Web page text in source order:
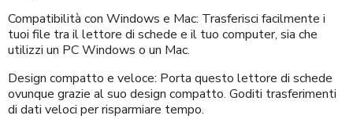
Compatibilità con Windows e Mac: Trasferisci facilmente i
tuoi file tra il lettore di schede e il tuo computer, sia che
utilizzi un PC Windows o un Mac.
Design compatto e veloce: Porta questo lettore di schede
ovunque grazie al suo design compatto. Goditi trasferimenti
di dati veloci per risparmiare tempo.